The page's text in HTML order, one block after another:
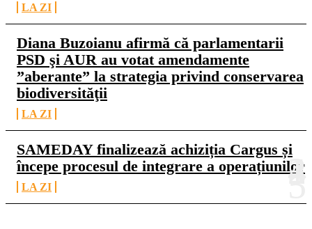
LA ZI
Diana Buzoianu afirmă că parlamentarii
PSD şi AUR au votat amendamente
”aberante” la strategia privind conservarea
biodiversităţii
LA ZI
SAMEDAY finalizează achiziția Cargus și
începe procesul de integrare a operațiunilor
LA ZI